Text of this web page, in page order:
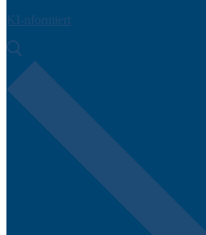
KI-nformiert